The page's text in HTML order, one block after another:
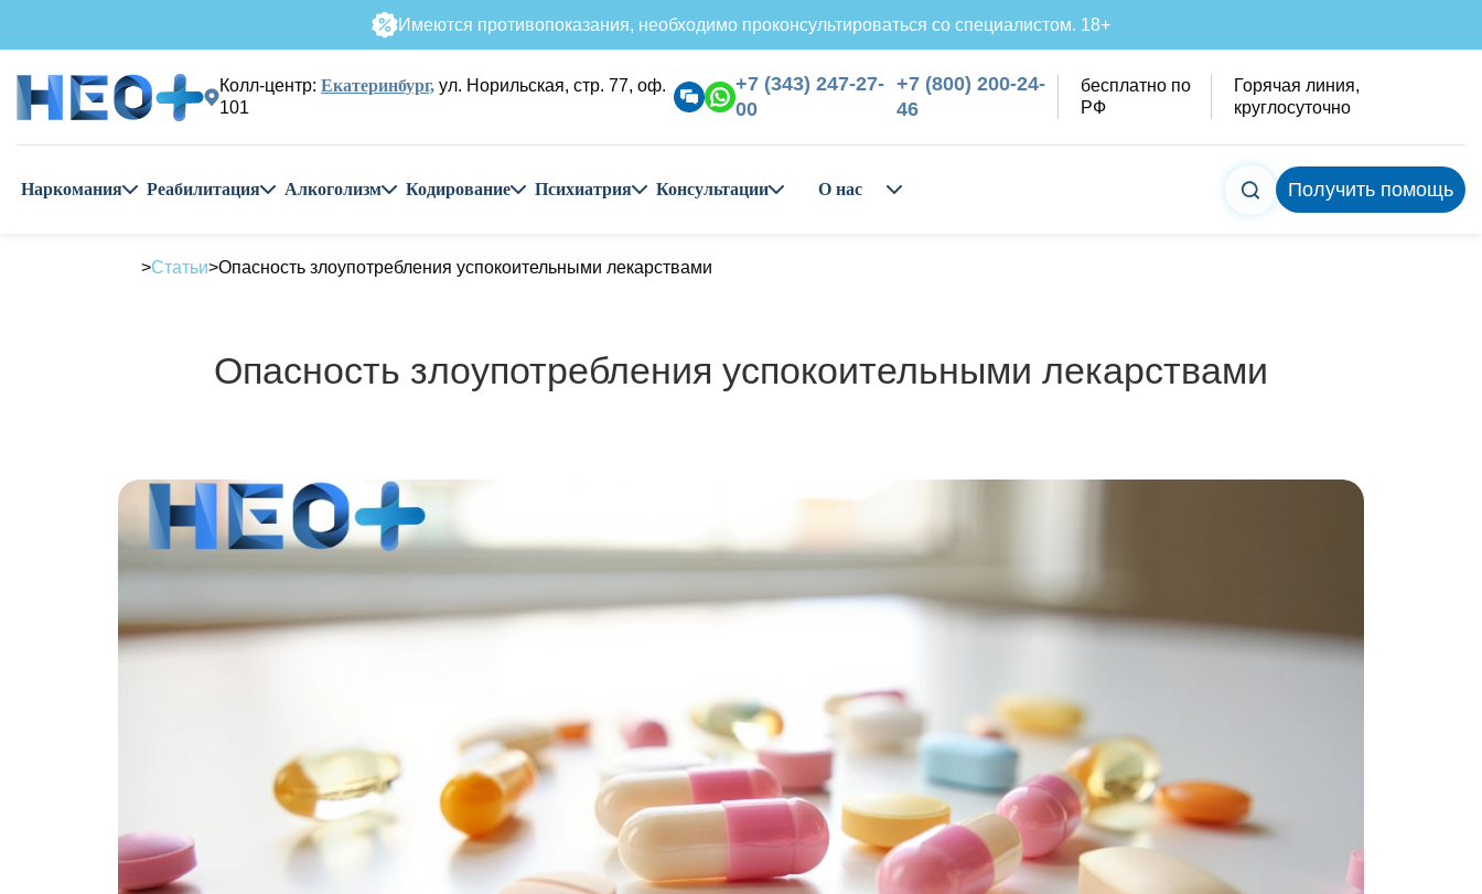
Имеются противопоказания, необходимо проконсультироваться со специалистом. 18+
Колл-центр: Екатеринбург, ул. Норильская, стр. 77, оф.
101
+7 (343) 247-27-
00
+7 (800) 200-24-
46
бесплатно по
РФ
Горячая линия,
круглосуточно
Наркомания Реабилитация Алкоголизм Кодирование Психиатрия Консультации О нас Получить помощь
Статьи Опасность злоупотребления успокоительными лекарствами
Опасность злоупотребления успокоительными лекарствами